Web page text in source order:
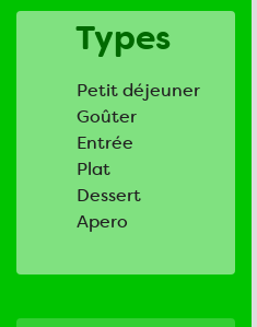
Types
Petit déjeuner
Goûter
Entrée
Plat
Dessert
Apero